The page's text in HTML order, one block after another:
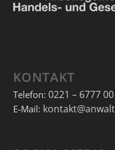
KONTAKT
Telefon: 0221 – 6777
E-Mail: